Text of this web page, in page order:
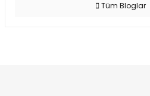
Tüm Bloglar